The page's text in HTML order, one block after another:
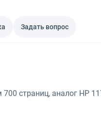
Задать вопрос
страниц, аналог HP